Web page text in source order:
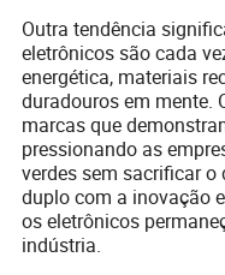
Outra tendência
eletrônicos são cada
energética, materiais
duradouros em mente.
marcas que
pressionando as
verdes sem sacrificar
duplo com a inovação
os eletrônicos
indústria.